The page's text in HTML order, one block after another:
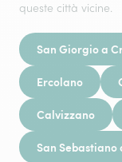
queste città vicine.
San Giorgio a
Ercolano
Calvizzano
San Sebastiano